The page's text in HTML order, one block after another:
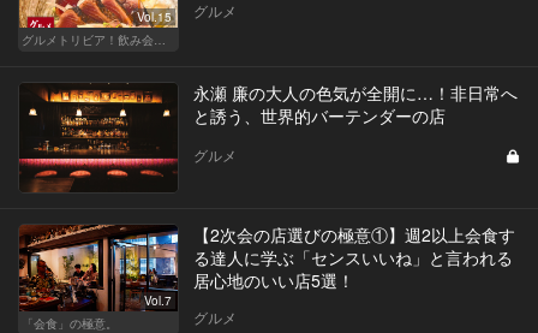
Vol.15
グルメトリビア！飲み会やデートで会話のネタになるQ＆A
グルメ
永瀬 廉の大人の色気が全開に…！非日常へ
と誘う、世界的バーテンダーの店
グルメ
Vol.7
「会食」の極意。
【2次会の店選びの極意①】週2以上会食す
る達人に学ぶ「センスいいね」と言われる
居心地のいい店5選！
グルメ